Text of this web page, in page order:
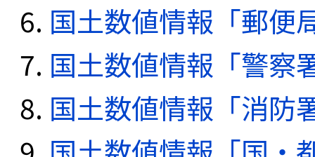
国土数値情報「郵便
国土数値情報「警察
国土数値情報「消防